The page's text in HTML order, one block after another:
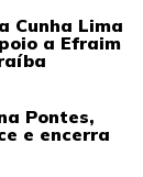
Cunha Lima
a Efraim
Pontes,
e encerra